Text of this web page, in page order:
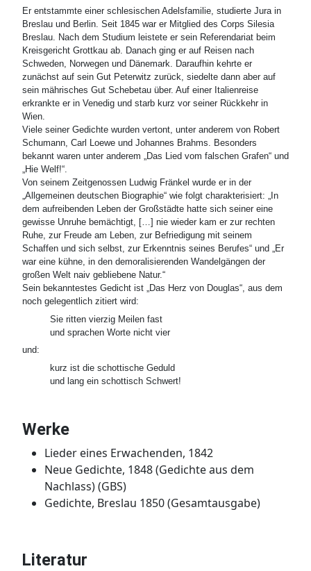
Er entstammte einer schlesischen Adelsfamilie, studierte Jura in
Breslau und Berlin. Seit 1845 war er Mitglied des Corps Silesia
Breslau. Nach dem Studium leistete er sein Referendariat beim
Kreisgericht Grottkau ab. Danach ging er auf Reisen nach
Schweden, Norwegen und Dänemark. Daraufhin kehrte er
zunächst auf sein Gut Peterwitz zurück, siedelte dann aber auf
sein mährisches Gut Schebetau über. Auf einer Italienreise
erkrankte er in Venedig und starb kurz vor seiner Rückkehr in
Wien.
Viele seiner Gedichte wurden vertont, unter anderem von Robert
Schumann, Carl Loewe und Johannes Brahms. Besonders
bekannt waren unter anderem „Das Lied vom falschen Grafen“ und
„Hie Welf!“.
Von seinem Zeitgenossen Ludwig Fränkel wurde er in der
„Allgemeinen deutschen Biographie“ wie folgt charakterisiert: „In
dem aufreibenden Leben der Großstädte hatte sich seiner eine
gewisse Unruhe bemächtigt, […] nie wieder kam er zur rechten
Ruhe, zur Freude am Leben, zur Befriedigung mit seinem
Schaffen und sich selbst, zur Erkenntnis seines Berufes“ und „Er
war eine kühne, in den demoralisierenden Wandelgängen der
großen Welt naiv gebliebene Natur.“
Sein bekanntestes Gedicht ist „Das Herz von Douglas“, aus dem
noch gelegentlich zitiert wird:
Sie ritten vierzig Meilen fast
und:
kurz ist die schottische Geduld
Werke
Lieder eines Erwachenden, 1842
Neue Gedichte, 1848 (Gedichte aus dem
Nachlass) (GBS)
Gedichte, Breslau 1850 (Gesamtausgabe)
Literatur